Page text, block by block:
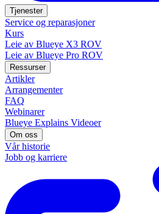
Tjenester
Service og reparasjoner
Kurs
Leie av Blueye X3 ROV
Leie av Blueye Pro ROV
Ressurser
Artikler
Arrangementer
FAQ
Webinarer
Blueye Explains Videoer
Om oss
Vår historie
Jobb og karriere